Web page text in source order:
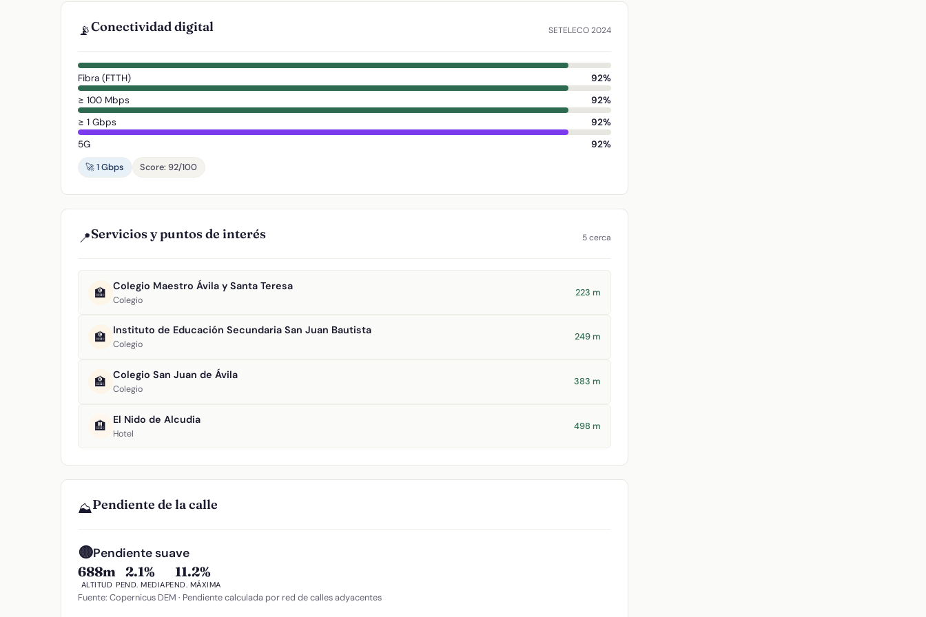
📡Conectividad digital SETELECO 2024
Fibra (FTTH)
92%
≥ 100 Mbps
92%
≥ 1 Gbps
92%
5G
92%
🚀 1 Gbps
Score: 92/100
📍Servicios y puntos de interés 5 cerca
🏫 Colegio Maestro Ávila y Santa Teresa
Colegio
223 m
🏫 Instituto de Educación Secundaria San Juan Bautista
Colegio
249 m
🏫 Colegio San Juan de Ávila
Colegio
383 m
🏨 El Nido de Alcudia
Hotel
498 m
⛰️Pendiente de la calle
🟡Pendiente suave
688m
ALTITUD
2.1%
PEND. MEDIA
11.2%
PEND. MÁXIMA
Fuente: Copernicus DEM · Pendiente calculada por red de calles adyacentes